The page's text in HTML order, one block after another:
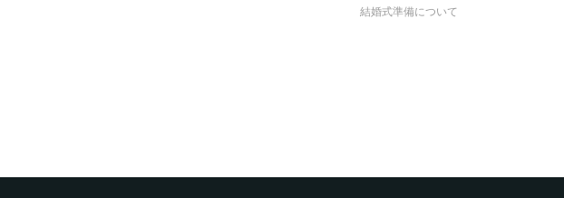
結婚式準備について